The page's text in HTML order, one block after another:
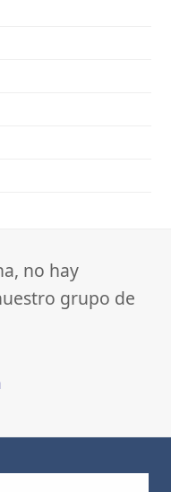
no hay
grupo de